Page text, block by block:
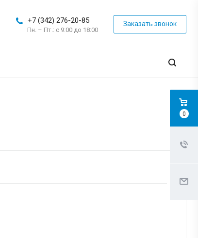
+7 (342) 276-20-85
Пн. – Пт.: с 9:00 до 18:00
Заказать звонок
0